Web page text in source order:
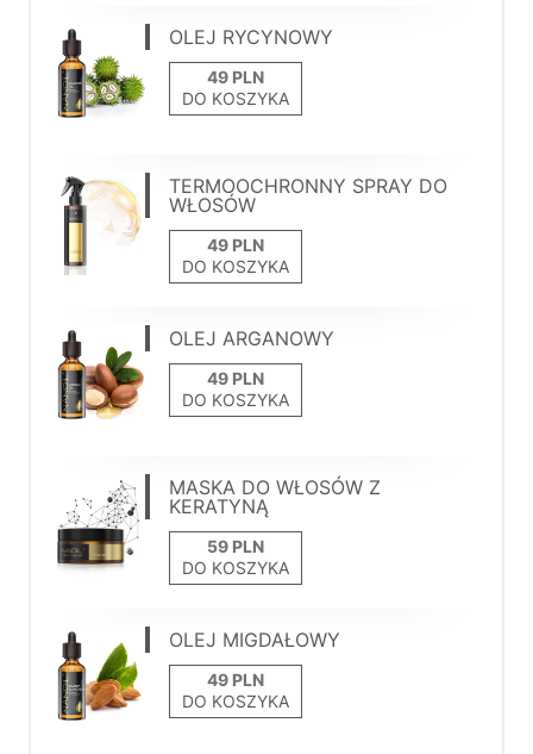
OLEJ RYCYNOWY
DO KOSZYKA
TERMOOCHRONNY SPRAY DO
WŁOSÓW
DO KOSZYKA
OLEJ ARGANOWY
DO KOSZYKA
MASKA DO WŁOSÓW Z
KERATYNĄ
DO KOSZYKA
OLEJ MIGDAŁOWY
DO KOSZYKA